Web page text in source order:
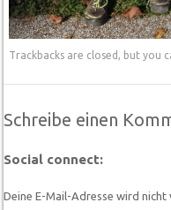
Trackbacks are closed, but you
Schreibe einen
Social connect:
Deine E-Mail-Adresse wird